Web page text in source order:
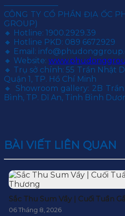
———————
CÔNG TY CỔ PHẦN ĐỊA ỐC
GROUP)
🔸 Hotline: 1900.2929.39
🔸 Hotline PKD: 089 6672929
🔸 Email:
🔸 Website:
🔸 Trụ sở chính: 55 Trần Nhật
Quận 1, TP. Hồ Chí Minh
🔸 Showroom gallery: 2B
Bình, TP. Dĩ An, Tỉnh Bình
BÀI VIẾT LIÊN QUAN
Sắc Thu Sum Vầy | Cuối Tuần
06 Tháng 8, 2026